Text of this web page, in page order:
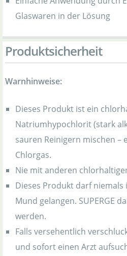
Glaswaren in der Lösung
Produktsicherheit
Warnhinweise:
Dieses Produkt ist ein
Natriumhypochlorit (stark
sauren Reinigern mischen –
Chlorgas.
Nie mit anderen
Dieses Produkt darf niemals
Mund gelangen. SUPERGE
werden.
Falls versehentlich
und sofort einen Arzt